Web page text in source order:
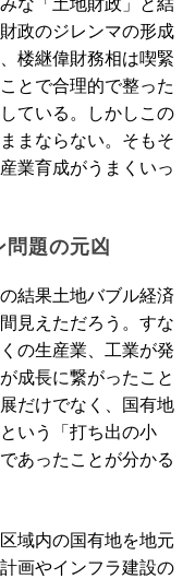
な「土地財政」と結
政のジレンマの形成
楼継偉財務相は喫緊
とで合理的で整った
ている。しかしこの
まならない。そもそ
業育成がうまくいっ
題の元凶
結果土地バブル経済
見えただろう。すな
の生産業、工業が発
成長に繋がったこと
だけでなく、国有地
いう「打ち出の小
あったことが分かる
域内の国有地を地元
画やインフラ建設の